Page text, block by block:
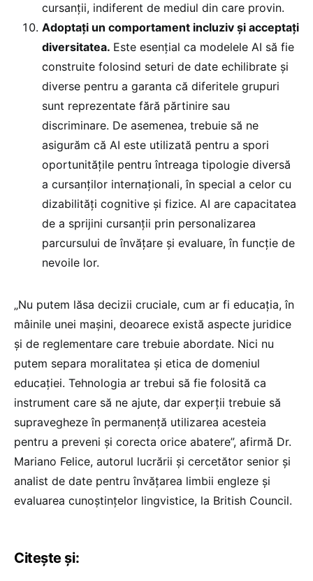
cursanții, indiferent de mediul din care provin.
Adoptați un comportament incluziv și acceptați
diversitatea. Este esențial ca modelele AI să fie
construite folosind seturi de date echilibrate și
diverse pentru a garanta că diferitele grupuri
sunt reprezentate fără părtinire sau
discriminare. De asemenea, trebuie să ne
asigurăm că AI este utilizată pentru a spori
oportunitățile pentru întreaga tipologie diversă
a cursanților internaționali, în special a celor cu
dizabilități cognitive și fizice. AI are capacitatea
de a sprijini cursanții prin personalizarea
parcursului de învățare și evaluare, în funcție de
nevoile lor.
„Nu putem lăsa decizii cruciale, cum ar fi educația, în
mâinile unei mașini, deoarece există aspecte juridice
și de reglementare care trebuie abordate. Nici nu
putem separa moralitatea și etica de domeniul
educației. Tehnologia ar trebui să fie folosită ca
instrument care să ne ajute, dar experții trebuie să
supravegheze în permanență utilizarea acesteia
pentru a preveni și corecta orice abatere”, afirmă Dr.
Mariano Felice, autorul lucrării și cercetător senior și
analist de date pentru învățarea limbii engleze și
evaluarea cunoștințelor lingvistice, la British Council.
Citește și: